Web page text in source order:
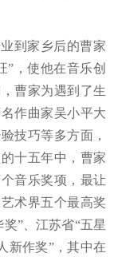
到家乡后的曹家
”，使他在音乐创
曹家为遇到了生
作曲家吴小平大
技巧等多方面，
十五年中，曹家
音乐奖项，最让
术界五个最高奖
”、江苏省“五星
新作奖”，其中在